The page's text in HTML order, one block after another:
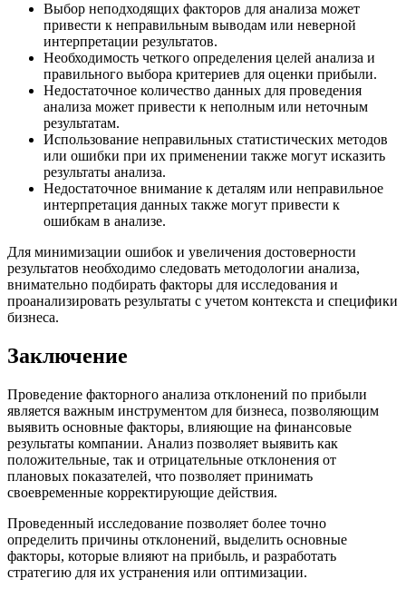
Выбор неподходящих факторов для анализа может
привести к неправильным выводам или неверной
интерпретации результатов.
Необходимость четкого определения целей анализа и
правильного выбора критериев для оценки прибыли.
Недостаточное количество данных для проведения
анализа может привести к неполным или неточным
результатам.
Использование неправильных статистических методов
или ошибки при их применении также могут исказить
результаты анализа.
Недостаточное внимание к деталям или неправильное
интерпретация данных также могут привести к
ошибкам в анализе.
Для минимизации ошибок и увеличения достоверности
результатов необходимо следовать методологии анализа,
внимательно подбирать факторы для исследования и
проанализировать результаты с учетом контекста и специфики
бизнеса.
Заключение
Проведение факторного анализа отклонений по прибыли
является важным инструментом для бизнеса, позволяющим
выявить основные факторы, влияющие на финансовые
результаты компании. Анализ позволяет выявить как
положительные, так и отрицательные отклонения от
плановых показателей, что позволяет принимать
своевременные корректирующие действия.
Проведенный исследование позволяет более точно
определить причины отклонений, выделить основные
факторы, которые влияют на прибыль, и разработать
стратегию для их устранения или оптимизации.